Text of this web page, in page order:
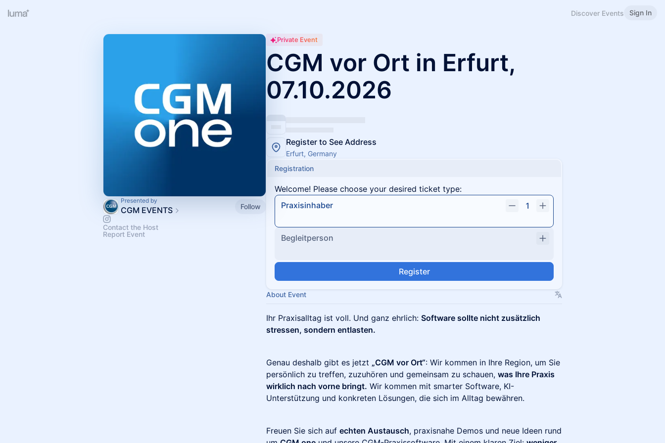
Discover Events Sign In
Presented by
CGM EVENTS Follow
Contact the Host
Report Event
Private Event
CGM vor Ort in Erfurt,
07.10.2026
Register to See Address
Erfurt, Germany
Registration
Welcome! Please choose your desired ticket type:
Praxisinhaber
1
Begleitperson
Register
About Event
Ihr Praxisalltag ist voll. Und ganz ehrlich: Software sollte nicht zusätzlich
stressen, sondern entlasten.
Genau deshalb gibt es jetzt „CGM vor Ort“: Wir kommen in Ihre Region, um Sie
persönlich zu treffen, zuzuhören und gemeinsam zu schauen, was Ihre Praxis
wirklich nach vorne bringt. Wir kommen mit smarter Software, KI-
Unterstützung und konkreten Lösungen, die sich im Alltag bewähren.
Freuen Sie sich auf echten Austausch, praxisnahe Demos und neue Ideen rund